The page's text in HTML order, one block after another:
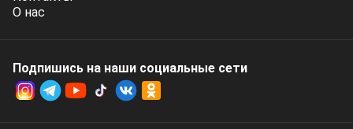
О нас
Подпишись на наши социальные cети